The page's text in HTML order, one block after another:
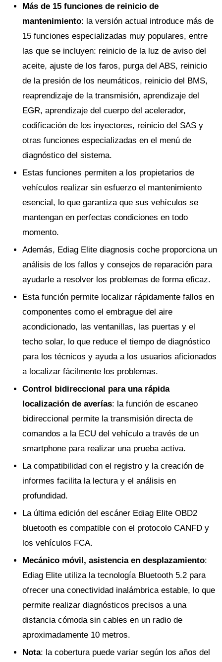
Más de 15 funciones de reinicio de
mantenimiento: la versión actual introduce más de
15 funciones especializadas muy populares, entre
las que se incluyen: reinicio de la luz de aviso del
aceite, ajuste de los faros, purga del ABS, reinicio
de la presión de los neumáticos, reinicio del BMS,
reaprendizaje de la transmisión, aprendizaje del
EGR, aprendizaje del cuerpo del acelerador,
codificación de los inyectores, reinicio del SAS y
otras funciones especializadas en el menú de
diagnóstico del sistema.
Estas funciones permiten a los propietarios de
vehículos realizar sin esfuerzo el mantenimiento
esencial, lo que garantiza que sus vehículos se
mantengan en perfectas condiciones en todo
momento.
Además, Ediag Elite diagnosis coche proporciona un
análisis de los fallos y consejos de reparación para
ayudarle a resolver los problemas de forma eficaz.
Esta función permite localizar rápidamente fallos en
componentes como el embrague del aire
acondicionado, las ventanillas, las puertas y el
techo solar, lo que reduce el tiempo de diagnóstico
para los técnicos y ayuda a los usuarios aficionados
a localizar fácilmente los problemas.
Control bidireccional para una rápida
localización de averías: la función de escaneo
bidireccional permite la transmisión directa de
comandos a la ECU del vehículo a través de un
smartphone para realizar una prueba activa.
La compatibilidad con el registro y la creación de
informes facilita la lectura y el análisis en
profundidad.
La última edición del escáner Ediag Elite OBD2
bluetooth es compatible con el protocolo CANFD y
los vehículos FCA.
Mecánico móvil, asistencia en desplazamiento:
Ediag Elite utiliza la tecnología Bluetooth 5.2 para
ofrecer una conectividad inalámbrica estable, lo que
permite realizar diagnósticos precisos a una
distancia cómoda sin cables en un radio de
aproximadamente 10 metros.
Nota: la cobertura puede variar según los años del